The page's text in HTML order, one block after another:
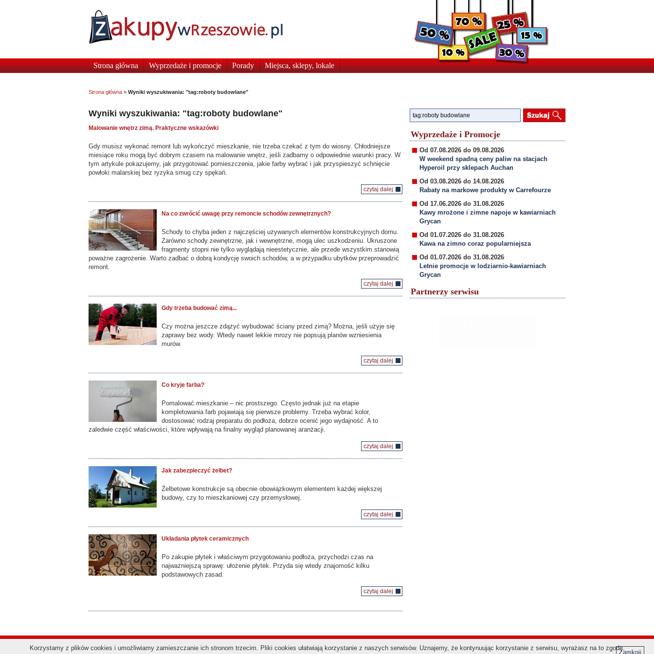
Strona główna Wyprzedaże i promocje Porady Miejsca, sklepy, lokale
Strona główna » Wyniki wyszukiwania: "tag:roboty budowlane"
Wyniki wyszukiwania: "tag:roboty budowlane"
Malowanie wnętrz zimą. Praktyczne wskazówki
Gdy musisz wykonać remont lub wykończyć mieszkanie, nie trzeba czekać z tym do wiosny. Chłodniejsze
miesiące roku mogą być dobrym czasem na malowanie wnętrz, jeśli zadbamy o odpowiednie warunki pracy. W
tym artykule pokazujemy, jak przygotować pomieszczenia, jakie farby wybrać i jak przyspieszyć schnięcie
powłoki malarskiej bez ryzyka smug czy spękań.
czytaj dalej
Na co zwrócić uwagę przy remoncie schodów zewnętrznych?
Schody to chyba jeden z najczęściej używanych elementów konstrukcyjnych domu.
Zarówno schody zewnętrzne, jak i wewnętrzne, mogą ulec uszkodzeniu. Ukruszone
fragmenty stopni nie tylko wyglądają nieestetycznie, ale przede wszystkim stanowią
poważne zagrożenie. Warto zadbać o dobrą kondycję swoich schodów, a w przypadku ubytków przeprowadzić
remont.
czytaj dalej
Gdy trzeba budować zimą...
Czy można jeszcze zdążyć wybudować ściany przed zimą? Można, jeśli użyje się
zaprawy bez wody. Wtedy nawet lekkie mrozy nie popsują planów wzniesienia
murów.
czytaj dalej
Co kryje farba?
Pomalować mieszkanie – nic prostszego. Często jednak już na etapie
kompletowania farb pojawiają się pierwsze problemy. Trzeba wybrać kolor,
dostosować rodzaj preparatu do podłoża, dobrze ocenić jego wydajność. A to
zaledwie część właściwości, które wpływają na finalny wygląd planowanej aranżacji.
czytaj dalej
Jak zabezpieczyć żelbet?
Żelbetowe konstrukcje są obecnie obowiązkowym elementem każdej większej
budowy, czy to mieszkaniowej czy przemysłowej.
czytaj dalej
Układania płytek ceramicznych
Po zakupie płytek i właściwym przygotowaniu podłoża, przychodzi czas na
najważniejszą sprawę: ułożenie płytek. Przyda się wtedy znajomość kilku
podstawowych zasad.
czytaj dalej
Wyprzedaże i Promocje
Od 07.08.2026 do 09.08.2026
W weekend spadną ceny paliw na stacjach
Hyperoil przy sklepach Auchan
Od 03.08.2026 do 14.08.2026
Rabaty na markowe produkty w Carrefourze
Od 17.06.2026 do 31.08.2026
Kawy mrożone i zimne napoje w kawiarniach
Grycan
Od 01.07.2026 do 31.08.2026
Kawa na zimno coraz popularniejsza
Od 01.07.2026 do 31.08.2026
Letnie promocje w lodziarnio-kawiarniach
Grycan
Partnerzy serwisu
Korzystamy z plików cookies i umożliwiamy zamieszczanie ich stronom trzecim. Pliki cookies ułatwiają korzystanie z naszych serwisów. Uznajemy, że kontynuując korzystanie z serwisu, wyrażasz na to zgodę.
Zamknij